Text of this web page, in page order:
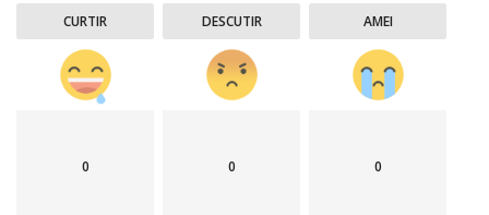
CURTIR DESCUTIR AMEI
0 0 0